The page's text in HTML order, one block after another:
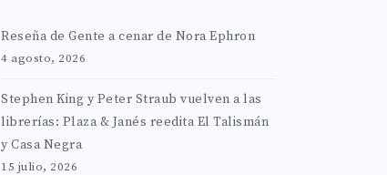
Reseña de Gente a cenar de Nora Ephron
4 agosto, 2026
Stephen King y Peter Straub vuelven a las
librerías: Plaza & Janés reedita El Talismán
y Casa Negra
15 julio, 2026